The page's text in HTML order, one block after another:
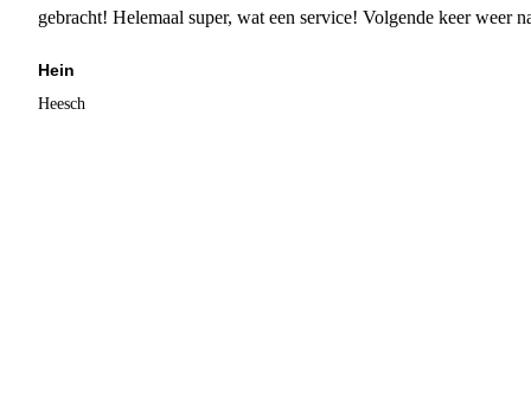
gebracht! Helemaal super, wat een service! Volgende keer weer
Hein
Heesch